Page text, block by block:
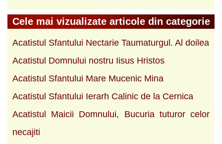
Cele mai vizualizate articole din categorie
Acatistul Sfantului Nectarie Taumaturgul. Al doilea
Acatistul Domnului nostru Iisus Hristos
Acatistul Sfantului Mare Mucenic Mina
Acatistul Sfantului Ierarh Calinic de la Cernica
Acatistul Maicii Domnului, Bucuria tuturor celor
necajiti